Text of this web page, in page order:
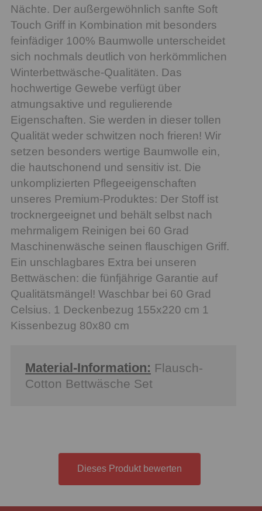
Nächte. Der außergewöhnlich sanfte Soft
Touch Griff in Kombination mit besonders
feinfädiger 100% Baumwolle unterscheidet
sich nochmals deutlich von herkömmlichen
Winterbettwäsche-Qualitäten. Das
hochwertige Gewebe verfügt über
atmungsaktive und regulierende
Eigenschaften. Sie werden in dieser tollen
Qualität weder schwitzen noch frieren! Wir
setzen besonders wertige Baumwolle ein,
die hautschonend und sensitiv ist. Die
unkomplizierten Pflegeeigenschaften
unseres Premium-Produktes: Der Stoff ist
trocknergeeignet und behält selbst nach
mehrmaligem Reinigen bei 60 Grad
Maschinenwäsche seinen flauschigen Griff.
Ein unschlagbares Extra bei unseren
Bettwäschen: die fünfjährige Garantie auf
Qualitätsmängel! Waschbar bei 60 Grad
Celsius. 1 Deckenbezug 155x220 cm 1
Kissenbezug 80x80 cm
Material-Information: Flausch-
Cotton Bettwäsche Set
Dieses Produkt bewerten